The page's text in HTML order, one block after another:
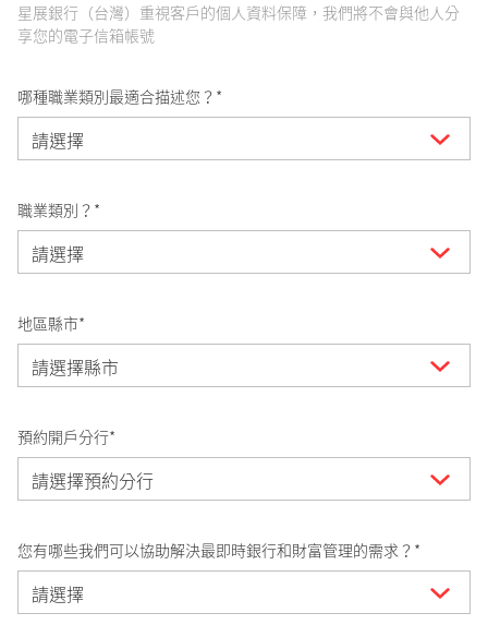
星展銀行（台灣）重視客戶的個人資料保障，我們將不會與他人分
享您的電子信箱帳號
哪種職業類別最適合描述您？*
職業類別？*
地區縣市*
預約開戶分行*
您有哪些我們可以協助解決最即時銀行和財富管理的需求？*